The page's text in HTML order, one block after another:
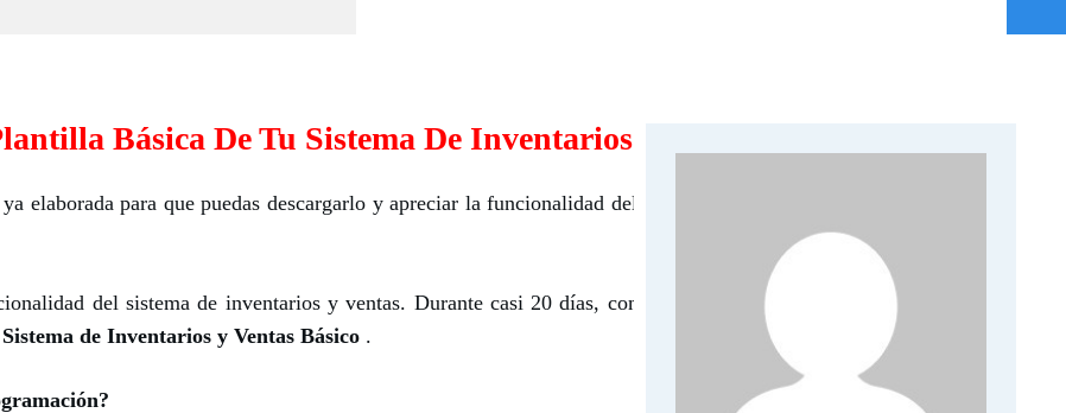
Básica De Tu Sistema De Inventarios Y Ventas?
elaborada para que puedas descargarlo y apreciar la funcionalidad del sistema de inventarios y
del sistema de inventarios y ventas. Durante casi 20 días, compartí contigo mas de 20
Sistema de Inventarios y Ventas Básico .